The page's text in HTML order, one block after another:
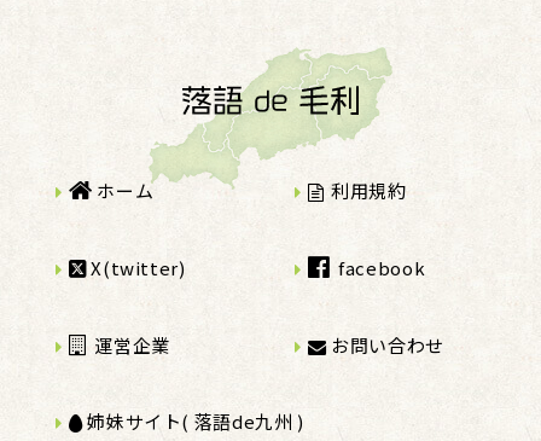
ホーム 利用規約
X(twitter) facebook
運営企業 お問い合わせ
姉妹サイト( 落語de九州 )